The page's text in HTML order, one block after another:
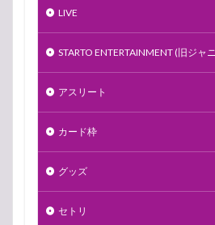
LIVE
STARTO ENTERTAINMENT (旧ジャ
アスリート
カード枠
グッズ
セトリ